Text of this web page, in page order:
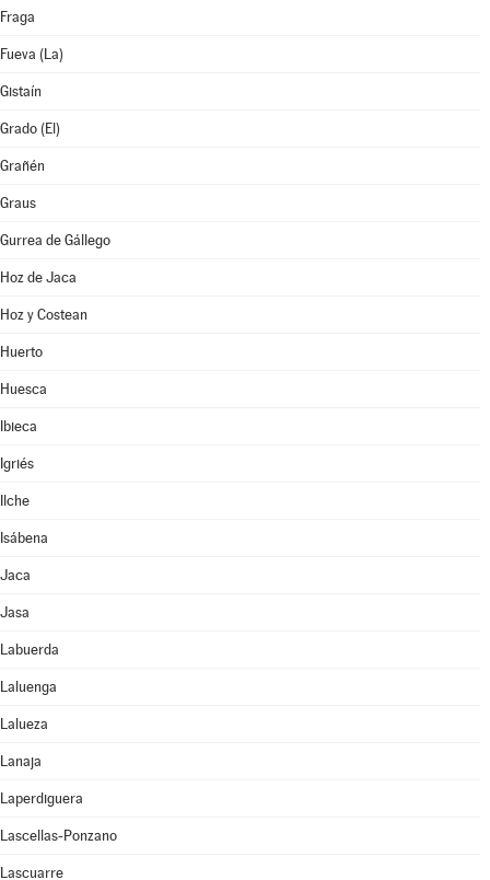
Fraga
Fueva (La)
Gistaín
Grado (El)
Grañén
Graus
Gurrea de Gállego
Hoz de Jaca
Hoz y Costean
Huerto
Huesca
Ibieca
Igriés
Ilche
Isábena
Jaca
Jasa
Labuerda
Laluenga
Lalueza
Lanaja
Laperdiguera
Lascellas-Ponzano
Lascuarre